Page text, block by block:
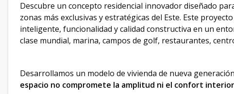
Descubre un concepto residencial innovador diseñado
zonas más exclusivas y estratégicas del Este. Este
inteligente, funcionalidad y calidad constructiva en un
clase mundial, marina, campos de golf, restaurantes,
Desarrollamos un modelo de vivienda de nueva
espacio no compromete la amplitud ni el confort interior